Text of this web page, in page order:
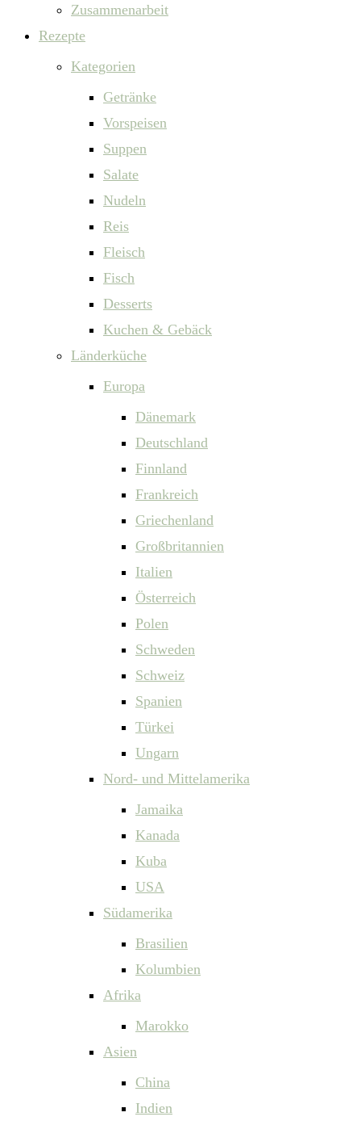
Zusammenarbeit
Rezepte
Kategorien
Getränke
Vorspeisen
Suppen
Salate
Nudeln
Reis
Fleisch
Fisch
Desserts
Kuchen & Gebäck
Länderküche
Europa
Dänemark
Deutschland
Finnland
Frankreich
Griechenland
Großbritannien
Italien
Österreich
Polen
Schweden
Schweiz
Spanien
Türkei
Ungarn
Nord- und Mittelamerika
Jamaika
Kanada
Kuba
USA
Südamerika
Brasilien
Kolumbien
Afrika
Marokko
Asien
China
Indien